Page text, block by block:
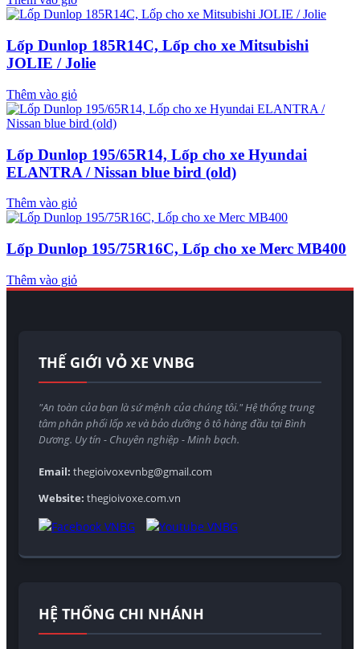
Lốp Dunlop 185R14C, Lốp cho xe Mitsubishi
JOLIE / Jolie
Thêm vào giỏ
Lốp Dunlop 195/65R14, Lốp cho xe Hyundai
ELANTRA / Nissan blue bird (old)
Thêm vào giỏ
Lốp Dunlop 195/75R16C, Lốp cho xe Merc MB400
Thêm vào giỏ
THẾ GIỚI VỎ XE VNBG
"An toàn của bạn là sứ mệnh của chúng tôi." Hệ thống trung
tâm phân phối lốp xe và bảo dưỡng ô tô hàng đầu tại Bình
Dương. Uy tín - Chuyên nghiệp - Minh bạch.
Email: thegioivoxevnbg@gmail.com
Website: thegioivoxe.com.vn
HỆ THỐNG CHI NHÁNH